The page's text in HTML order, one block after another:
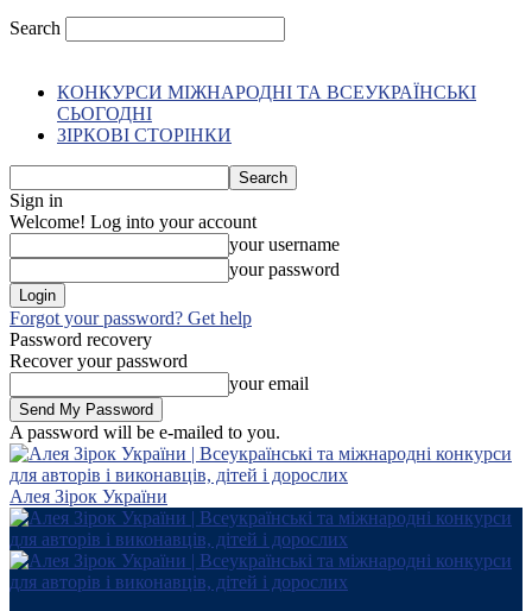
Search
КОНКУРСИ МІЖНАРОДНІ ТА ВСЕУКРАЇНСЬКІ
СЬОГОДНІ
ЗІРКОВІ СТОРІНКИ
Sign in
Welcome! Log into your account
your username
your password
Forgot your password? Get help
Password recovery
Recover your password
your email
A password will be e-mailed to you.
Алея Зірок України